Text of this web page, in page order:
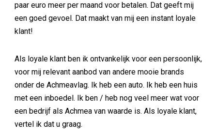
paar euro meer per maand voor betalen. Dat geeft mij
een goed gevoel. Dat maakt van mij een instant loyale
klant!
Als loyale klant ben ik ontvankelijk voor een persoonlijk,
voor mij relevant aanbod van andere mooie brands
onder de Achmeavlag. Ik heb een auto. Ik heb een huis
met een inboedel. Ik ben / heb nog veel meer wat voor
een bedrijf als Achmea van waarde is. Als loyale klant,
vertel ik dat u graag.